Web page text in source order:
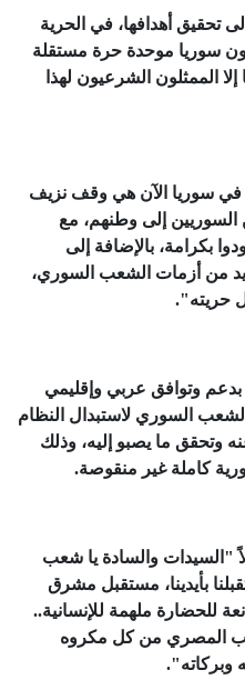
تحقيق أهدافها، في الحرية
سوريا موحدة حرة مستقلة
الممثلون الشرعيون لهذا
في سوريا الآن هي وقف نزيف
السوريين إلى وطنهم، مع
بكرامة، بالإضافة إلى
من أزمات الشعب السوري،
حريته".
وتوافق عربي وإقليمي
السوري لاستبدال النظام
وتحقق ما يصبو إليه، وذلك
كاملة غير منقوصة.
"السيدات والسادة يا شعب
بأيدينا، مستقبل مشرق
للحضارة ملهمة للإنسانية..
المصري من كل مكروه
وبركاته".